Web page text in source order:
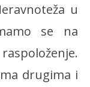
u
se na
drugima i